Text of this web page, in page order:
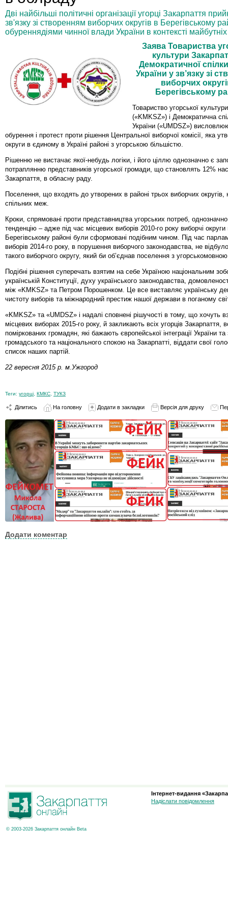
Дві найбільші політичні організації угорці Закарпаття
зв'язку зі створенням виборчих округів в Берегівському
обуреннядіями чинної влади України в контексті
Заява Товариства
культури
Демократичної
України у зв’язку зі
виборчих
Берегівському
Товариство угорської
(«KMKSZ») і Демократична
України («UMDSZ»)
обурення і протест проти рішення Центральної виборчої комісії, яка
округи в єдиному в Україні районі з угорською більшістю.
Рішенню не вистачає якої-небудь логіки, і його ціллю однозначно є
потраплянню представників угорської громади, що становлять 12%
Закарпаття, в обласну раду.
Поселення, що входять до утворених в районі трьох виборчих
спільних меж.
Кроки, спрямовані проти представництва угорських потреб,
тенденцію – адже під час місцевих виборів 2010-го року виборчі округи
Берегівському районі були сформовані подібним чином. Під час
виборів 2014-го року, в порушення виборчого законодавства, не
такого виборчого округу, який би об’єднав поселення з
Подібні рішення суперечать взятим на себе Україною національним
українській Конституції, духу українського законодавства,
між «KMKSZ» та Петром Порошенком. Це все виставляє українську
чистоту виборів та міжнародний престиж нашої держави в поганому
«KMKSZ» та «UMDSZ» і надалі сповнені рішучості в тому, що хочуть
місцевих виборах 2015-го року, й закликають всіх угорців Закарпаття,
поміркованих громадян, які бажають європейської інтеграції України
громадського та національного спокою на Закарпатті, віддати свої
список наших партій.
22 вересня 2015 р. м.Ужгород
Теги: угорці КМКС ТУКЗ
Ділитись На головну Додати в закладки Версія для друку
Додати коментар
© 2003-2026 Закарпаття онлайн Beta
Інтернет-видання
Надіслати повідомлення